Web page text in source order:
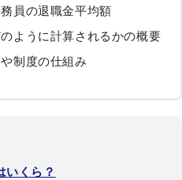
員の退職金平均額
ように計算されるかの概要
制度の仕組み
いくら？